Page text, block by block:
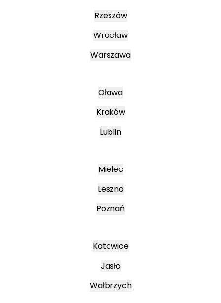
Rzeszów
Wrocław
Warszawa
Oława
Kraków
Lublin
Mielec
Leszno
Poznań
Katowice
Jasło
Wałbrzych